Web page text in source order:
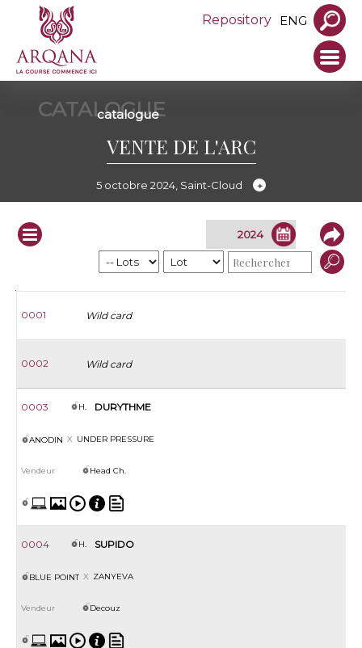
Repository ENG
CATALOGUE
catalogue
VENTE DE L'ARC
5 octobre 2024, Saint-Cloud
Lot
S. Nom Père Mère Vendeur
0001 Wild card
0002 Wild card
0003 H. DURYTHME
ANODIN UNDER PRESSURE
Head Ch.
0004 H. SUPIDO
BLUE POINT ZANYEVA
Decouz